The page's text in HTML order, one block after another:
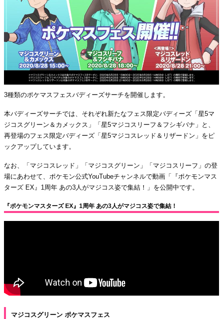
3種類のポケマスフェスバディーズサーチを開催します。
本バディーズサーチでは、それぞれ新たなフェス限定バディーズ「星5マ
ジコスグリーン＆カメックス」「星5マジコスリーフ＆フシギバナ」と、
再登場のフェス限定バディーズ「星5マジコスレッド＆リザードン」をピ
ックアップしています。
なお、「マジコスレッド」「マジコスグリーン」「マジコスリーフ」の登
場にあわせて、ポケモン公式YouTubeチャンネルで動画「『ポケモンマス
ターズ EX』1周年 あの3人がマジコス姿で集結！」を公開中です。
『ポケモンマスターズ EX』1周年 あの3人がマジコス姿で集結！
マジコスグリーン ポケマスフェス